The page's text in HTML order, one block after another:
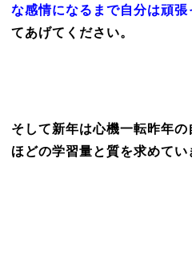
な感情になるまで自分は頑張
てあげてください。
そして新年は心機一転昨年
ほどの学習量と質を求めてい